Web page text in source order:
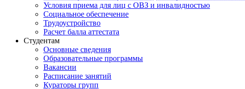
Условия приема для лиц с ОВЗ и инвалидностью
Социальное обеспечение
Трудоустройство
Расчет балла аттестата
Студентам
Основные сведения
Образовательные программы
Вакансии
Расписание занятий
Кураторы групп